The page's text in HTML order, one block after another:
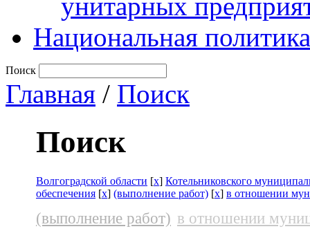
Национальная политика
Поиск
Главная / Поиск
Поиск
Волгоградской области [x] Котельниковского
обеспечения [x] (выполнение работ) [x] в отношении
(выполнение работ) в отношении